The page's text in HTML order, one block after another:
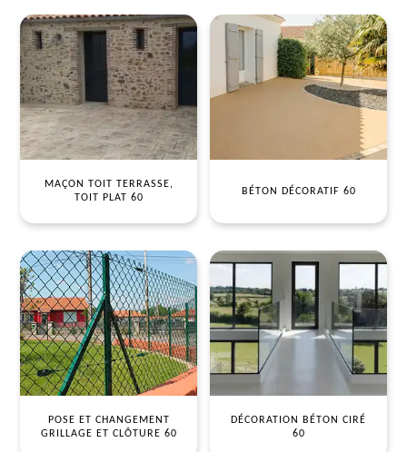
MAÇON TOIT TERRASSE,
TOIT PLAT 60
BÉTON DÉCORATIF 60
POSE ET CHANGEMENT
GRILLAGE ET CLÔTURE 60
DÉCORATION BÉTON CIRÉ
60